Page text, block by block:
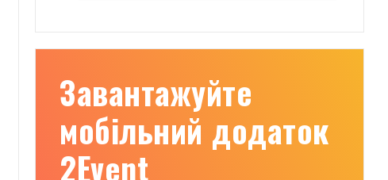
Завантажуйте
мобільний додаток
2Event